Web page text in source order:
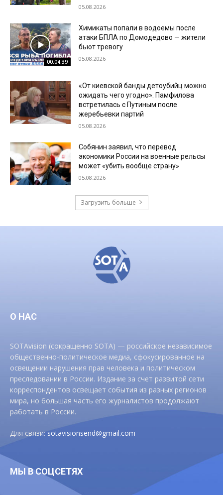
05.08.2026
00:04:39
Химикаты попали в водоемы после
атаки БПЛА по Домодедово — жители
бьют тревогу
05.08.2026
«От киевской банды детоубийц можно
ожидать чего угодно». Памфилова
встретилась с Путиным после
жеребьевки партий
05.08.2026
Собянин заявил, что перевод
экономики России на военные рельсы
может «убить вообще страну»
05.08.2026
Загрузить больше
О НАС
SOTAvision (сокращенно SOTA) — российское независимое
общественно-политическое медиа, сфокусированное на
освещении нарушения прав человека и политическом
преследовании в России. Издание за счет развитой сети
корреспондентов освещает события из разных регионов
мира, но большая часть его журналистов продолжают
работать в России.
Для связи:sotavisionsend@gmail.com
МЫ В СОЦСЕТЯХ